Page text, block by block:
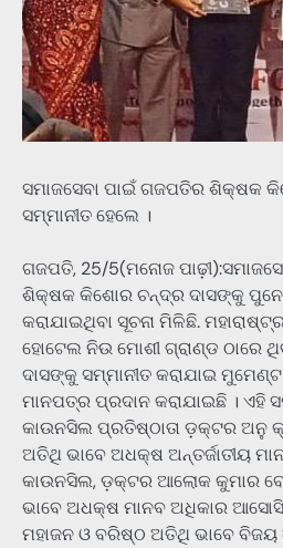
ସମାଜସେବା ପାଇଁ ଗଜପତିର ଶିକ୍ଷକ
ସମ୍ମାନୀତ ହେଲେ ।
ଗଜପତି, 25/5(ମନୋଜ
ଶିକ୍ଷକ କିଶୋର ଚନ୍ଦ୍ର ଦାସଙ୍କୁ
କରାଯାଇଥିବା ସୂଚନା ମିଳିଛି.
ହୋଟେଲ ନିଉ ମୋଶୀ ଗ୍ରାଣ୍ଡ ଠାରେ
ଦାସଙ୍କୁ ସମ୍ମାନୀତ କରାଯାଇ
ମାନପ‌ତ୍ର ପ୍ରଦାନ କରାଯାଇଛି । ଏହି
କାଉନସିଲ ପ୍ରତିଷ୍ଠାତା ଡ଼କ୍ଟର ଅନୁ
ଅତିଥି ଭାବେ ଅଧକ୍ଷ ଅନ୍ତର୍ଜାତୀୟ
କାଉନସିଲ, ଡ଼କ୍ଟର ଆଲୋକ କୁମାର
ଭାବେ ଅଧକ୍ଷ ମାନବ ଅଧିକାର
ମହାଜନ ଓ ବରିଷ୍ଠ ଅତିଥି ଭାବେ ବିଜୟ